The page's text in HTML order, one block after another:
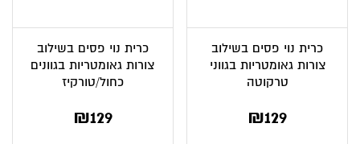
כרית נוי פסים בשילוב
צורות גאומטריות בגווני
טרקוטה
₪129
כרית נוי פסים בשילוב
צורות גאומטריות בגוונים
כחול/טורקיז
₪129